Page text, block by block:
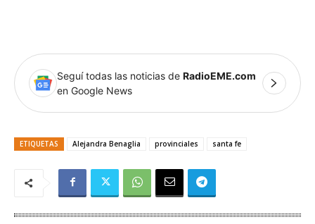
Seguí todas las noticias de RadioEME.com
en Google News
ETIQUETAS Alejandra Benaglia provinciales santa fe